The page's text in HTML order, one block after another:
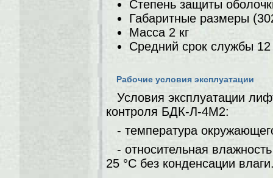
Степень защиты
Габаритные размеры
Масса 2 кг
Средний срок службы 12
Рабочие условия эксплуатации
Условия эксплуатации
контроля БДК-Л-4М2:
- температура
- относительная
25 °С без конденсации